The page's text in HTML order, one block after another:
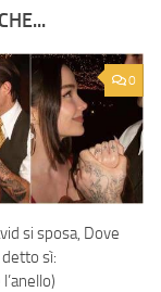
0
si sposa, Dove
sì: